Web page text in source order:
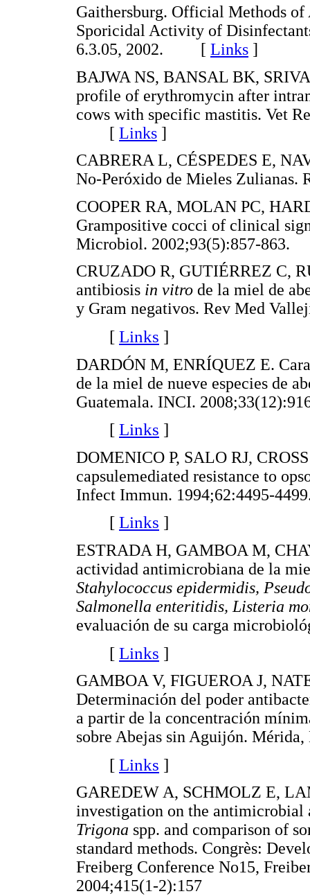
Gaithersburg. Official Methods
Sporicidal Activity of
6.3.05, 2002. [ Links ]
BAJWA NS, BANSAL BK,
profile of erythromycin after
cows with specific mastitis. Vet
[ Links ]
CABRERA L, CÉSPEDES E,
No-Peróxido de Mieles
COOPER RA, MOLAN PC,
Grampositive cocci of clinical
Microbiol. 2002;93(5):857-
CRUZADO R, GUTIÉRREZ C,
antibiosis in vitro de la miel de
y Gram negativos. Rev Med
[ Links ]
DARDÓN M, ENRÍQUEZ E.
de la miel de nueve especies de
Guatemala. INCI.
[ Links ]
DOMENICO P, SALO RJ,
capsulemediated resistance to
Infect Immun. 1994;62:4495-
[ Links ]
ESTRADA H, GAMBOA M,
actividad antimicrobiana de la
Stahylococcus epidermidis,
Salmonella enteritidis, Listeria
evaluación de su carga
[ Links ]
GAMBOA V, FIGUEROA J,
Determinación del poder
a partir de la concentración
sobre Abejas sin Aguijón.
[ Links ]
GAREDEW A, SCHMOLZ E,
investigation on the antimicrobial
Trigona spp. and comparison of
standard methods. Congrès:
Freiberg Conference No15,
2004;415(1-2):157